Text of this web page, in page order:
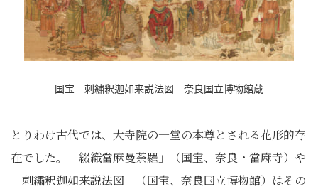
国宝 刺繡釈迦如来説法図 奈良国立博物館蔵
とりわけ古代では、大寺院の一堂の本尊とされる花形的存
在でした。「綴織當麻曼荼羅」（国宝、奈良・當麻寺）や
「刺繡釈迦如来説法図」（国宝、奈良国立博物館）はその